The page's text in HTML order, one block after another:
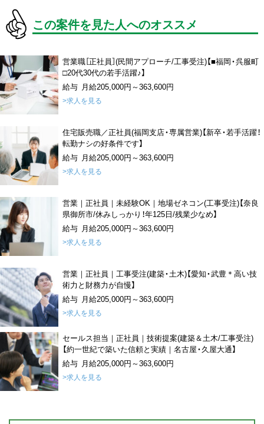
この案件を見た人へのオススメ
営業職［正社員］(民間アプローチ/工事受注)【■福岡・呉服町
□20代30代の若手活躍♪】
給与 月給205,000円～363,600円
>求人を見る
住宅販売職／正社員(福岡支店・専属営業)【新卒・若手活躍！
転勤ナシの好条件です】
給与 月給205,000円～363,600円
>求人を見る
営業｜正社員｜未経験OK｜地場ゼネコン(工事受注)【奈良
県御所市/休みしっかり！年125日/残業少なめ】
給与 月給205,000円～363,600円
>求人を見る
営業｜正社員｜工事受注(建築・土木)【愛知・武豊＊高い技
術力と財務力が自慢】
給与 月給205,000円～363,600円
>求人を見る
セールス担当｜正社員｜技術提案(建築＆土木/工事受注)
【約一世紀で築いた信頼と実績｜名古屋・久屋大通】
給与 月給205,000円～363,600円
>求人を見る